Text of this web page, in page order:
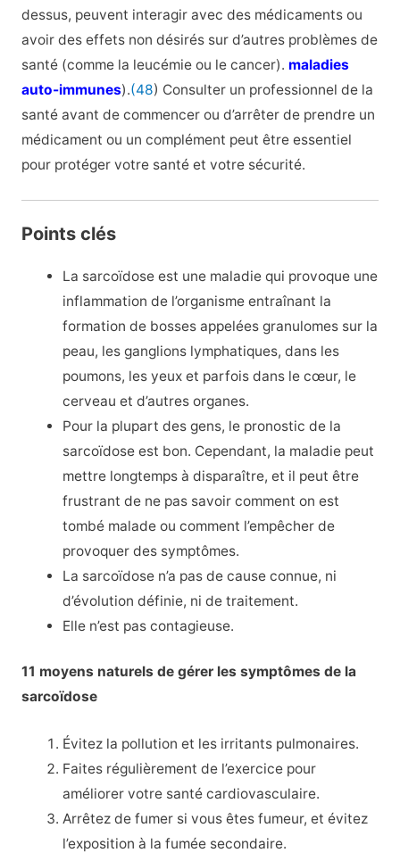
dessus, peuvent interagir avec des médicaments ou
avoir des effets non désirés sur d’autres problèmes de
santé (comme la leucémie ou le cancer). maladies
auto-immunes).(48) Consulter un professionnel de la
santé avant de commencer ou d’arrêter de prendre un
médicament ou un complément peut être essentiel
pour protéger votre santé et votre sécurité.
Points clés
La sarcoïdose est une maladie qui provoque une
inflammation de l’organisme entraînant la
formation de bosses appelées granulomes sur la
peau, les ganglions lymphatiques, dans les
poumons, les yeux et parfois dans le cœur, le
cerveau et d’autres organes.
Pour la plupart des gens, le pronostic de la
sarcoïdose est bon. Cependant, la maladie peut
mettre longtemps à disparaître, et il peut être
frustrant de ne pas savoir comment on est
tombé malade ou comment l’empêcher de
provoquer des symptômes.
La sarcoïdose n’a pas de cause connue, ni
d’évolution définie, ni de traitement.
Elle n’est pas contagieuse.
11 moyens naturels de gérer les symptômes de la
sarcoïdose
Évitez la pollution et les irritants pulmonaires.
Faites régulièrement de l’exercice pour
améliorer votre santé cardiovasculaire.
Arrêtez de fumer si vous êtes fumeur, et évitez
l’exposition à la fumée secondaire.